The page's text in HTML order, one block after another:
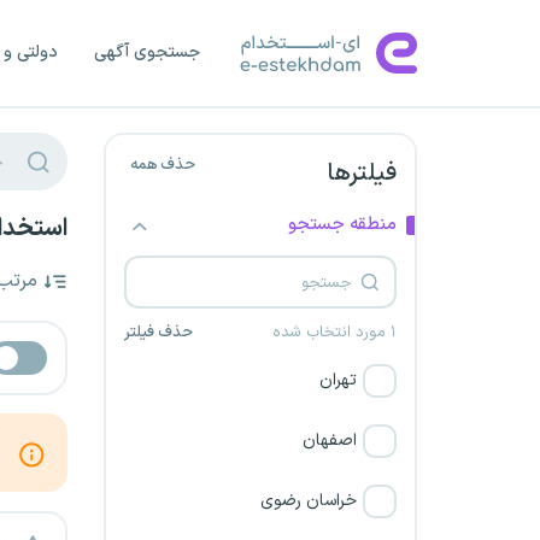
جستجوی آگهی دولتی
فیلترها حذف همه
منطقه جستجو
۱ مورد انتخاب شده حذف فیلتر
تهران
اصفهان
خراسان رضوی